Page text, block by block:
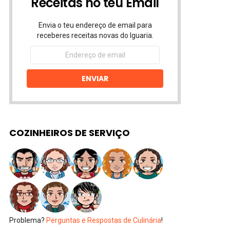
Envia o teu endereço de email para
receberes receitas novas do Iguaria.
Endereço
email
ENVIAR
COZINHEIROS DE SERVIÇO
Problema? Perguntas e Respostas de Culinária!